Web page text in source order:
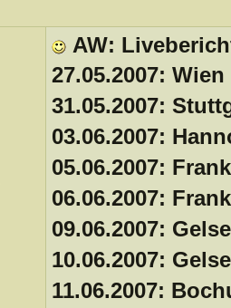
AW:
27.05.2007: Wien
31.05.2007:
03.06.2007:
05.06.2007:
06.06.2007:
09.06.2007:
10.06.2007:
11.06.2007: